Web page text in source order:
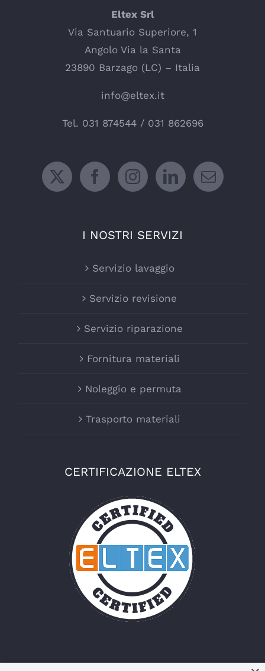
Eltex Srl
Via Santuario Superiore, 1
Angolo Via la Santa
23890 Barzago (LC) – Italia
info@eltex.it
Tel. 031 874544/ 031 862696
I NOSTRI SERVIZI
Servizio lavaggio
Servizio revisione
Servizio riparazione
Fornitura materiali
Noleggio e permuta
Trasporto materiali
CERTIFICAZIONE ELTEX